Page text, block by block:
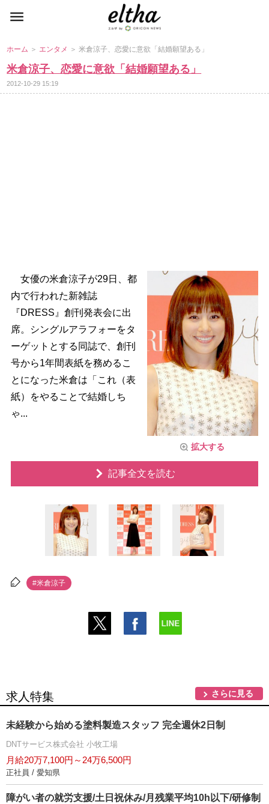
ホーム ＞ エンタメ ＞ 米倉涼子、恋愛に意欲「結婚願望ある」
米倉涼子、恋愛に意欲「結婚願望ある」
2012-10-29 15:19
拡大する
女優の米倉涼子が29日、都
内で行われた新雑誌
『DRESS』創刊発表会に出
席。シングルアラフォーをタ
ーゲットとする同誌で、創刊
号から1年間表紙を務めるこ
とになった米倉は「これ（表
紙）をやることで結婚しち
ゃ...
記事全文を読む
#米倉涼子
求人特集 さらに見る
未経験から始める塗料製造スタッフ 完全週休2日制
DNTサービス株式会社 小牧工場
月給20万7,100円～24万6,500円
正社員 / 愛知県
障がい者の就労支援/土日祝休み/月残業平均10h以下/研修制